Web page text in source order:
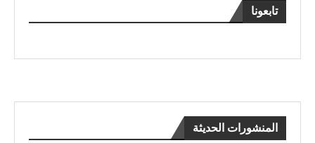
تابعونا
المنشورات الحديثة